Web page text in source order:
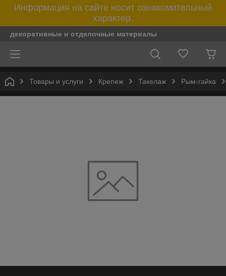
Информация на сайте носит ознакомительный
характер.
декоративные и отделочные материалы
Товары и услуги Крепеж Такелаж Рым-гайка